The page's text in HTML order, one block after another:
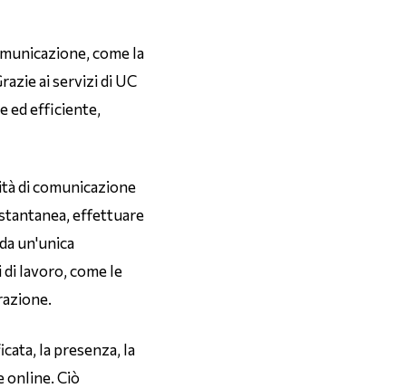
come la
ai servizi di UC
ed efficiente,
di comunicazione
effettuare
un'unica
lavoro, come le
la presenza, la
online. Ciò